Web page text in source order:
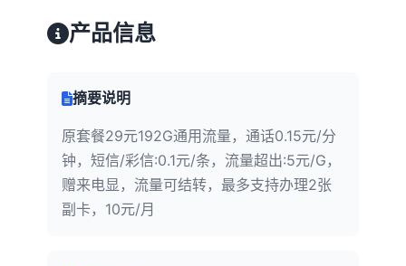
产品信息
摘要说明
原套餐29元192G通用流量，通话0.15元/分
钟，短信/彩信:0.1元/条，流量超出:5元/G，
赠来电显，流量可结转，最多支持办理2张
副卡，10元/月